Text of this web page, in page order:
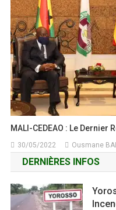
MALI-CEDEAO : Le Dernier
30/05/2022 Ousmane
DERNIÈRES INFOS